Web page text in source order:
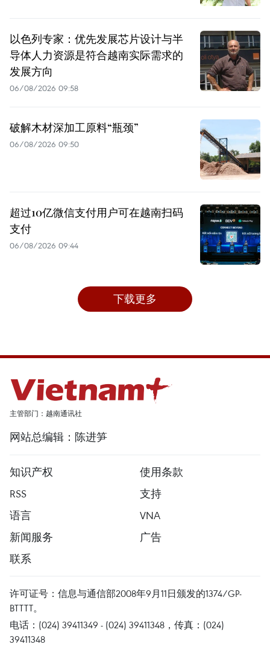
以色列专家：优先发展芯片设计与半
导体人力资源是符合越南实际需求的
发展方向
06/08/2026 09:58
破解木材深加工原料“瓶颈”
06/08/2026 09:50
超过10亿微信支付用户可在越南扫码
支付
06/08/2026 09:44
下载更多
主管部门：越南通讯社
网站总编辑：陈进笋
知识产权
使用条款
RSS
支持
语言
VNA
新闻服务
广告
联系
许可证号：信息与通信部2008年9月11日颁发的1374/GP-
BTTTT。
电话：(024) 39411349 - (024) 39411348，传真：(024)
39411348